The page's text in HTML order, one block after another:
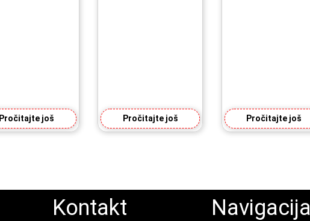
Pročitajte još Pročitajte još Pročitajte još
Kontakt Navigacija